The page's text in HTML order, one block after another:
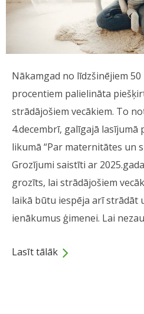
Nākamgad no līdzšinējiem
procentiem palielināta
strādājošiem vecākiem. To
4.decembrī, galīgajā
likumā “Par maternitātes un
Grozījumi saistīti ar
grozīts, lai strādājošiem
laikā būtu iespēja arī strādāt
ienākumus ģimenei. Lai
Lasīt tālāk